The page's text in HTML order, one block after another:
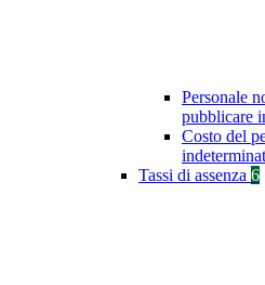
Personale
pubblicare
Costo del
Tassi di assenza 6